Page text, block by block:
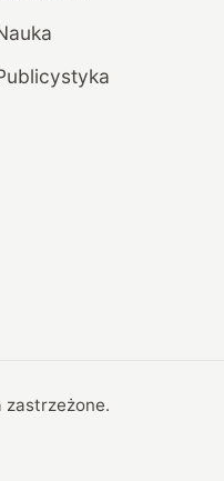
zastrzeżone.